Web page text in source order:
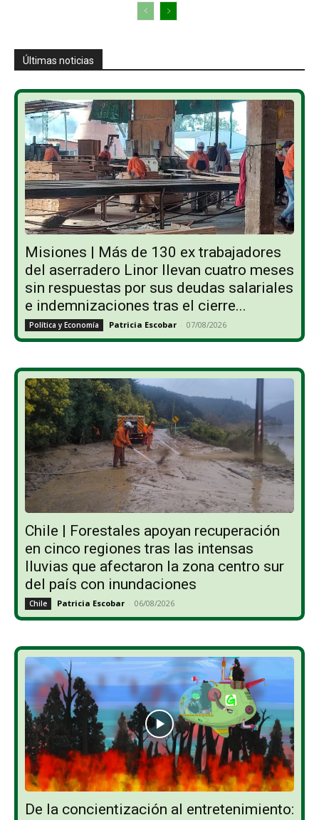
Últimas noticias
Misiones | Más de 130 ex trabajadores
del aserradero Linor llevan cuatro meses
sin respuestas por sus deudas salariales
e indemnizaciones tras el cierre...
Política y Economía Patricia Escobar - 07/08/2026
Chile | Forestales apoyan recuperación
en cinco regiones tras las intensas
lluvias que afectaron la zona centro sur
del país con inundaciones
Chile Patricia Escobar - 06/08/2026
De la concientización al entretenimiento: